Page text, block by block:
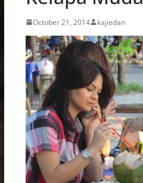
October 21, 2014 kajiedan